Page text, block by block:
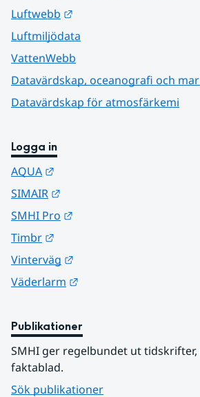
Luftwebb
Luftmiljödata
VattenWebb
Datavärdskap, oceanografi och
Datavärdskap för atmosfärkemi
Logga in
AQUA
SIMAIR
SMHI Pro
Timbr
Vinterväg
Väderlarm
Publikationer
SMHI ger regelbundet ut
faktablad.
Sök publikationer